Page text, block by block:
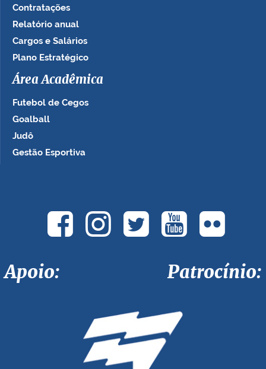
Contratações
Relatório anual
Cargos e Salários
Plano Estratégico
Área Acadêmica
Futebol de Cegos
Goalball
Judô
Gestão Esportiva
Apoio: Patrocínio: